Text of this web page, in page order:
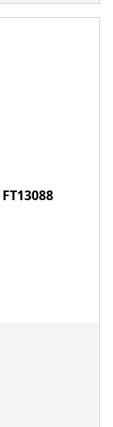
FT13088